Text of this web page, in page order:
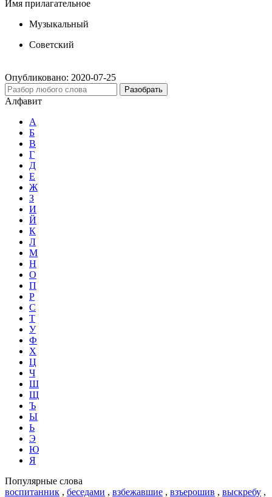
Имя прилагательное
Музыкальный
Советский
Опубликовано: 2020-07-25
Разобрать
Алфавит
А
Б
В
Г
Д
Е
Ж
З
И
Й
К
Л
М
Н
О
П
Р
С
Т
У
Ф
Х
Ц
Ч
Ш
Щ
Ъ
Ы
Ь
Э
Ю
Я
Популярные слова
воспитанник , беседами , взбежавшие , взъерошив , выскребу ,